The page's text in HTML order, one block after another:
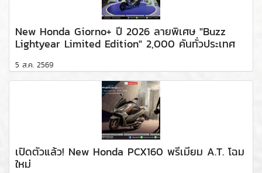
New Honda Giorno+ ปี 2026 ลายพิเศษ "Buzz
Lightyear Limited Edition" 2,000 คันทั่วประเทศ
5 ส.ค. 2569
เปิดตัวแล้ว! New Honda PCX160 พรีเมียม A.T. โฉม
ใหม่